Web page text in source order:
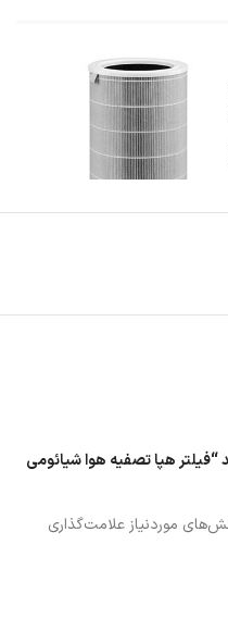
هپا تصفیه هوا شیائومی
موردنیاز علامت‌گذاری